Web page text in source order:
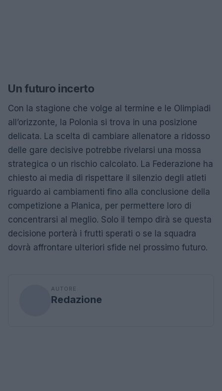
Un futuro incerto
Con la stagione che volge al termine e le Olimpiadi
all’orizzonte, la Polonia si trova in una posizione
delicata. La scelta di cambiare allenatore a ridosso
delle gare decisive potrebbe rivelarsi una mossa
strategica o un rischio calcolato. La Federazione ha
chiesto ai media di rispettare il silenzio degli atleti
riguardo ai cambiamenti fino alla conclusione della
competizione a Planica, per permettere loro di
concentrarsi al meglio. Solo il tempo dirà se questa
decisione porterà i frutti sperati o se la squadra
dovrà affrontare ulteriori sfide nel prossimo futuro.
AUTORE
Redazione